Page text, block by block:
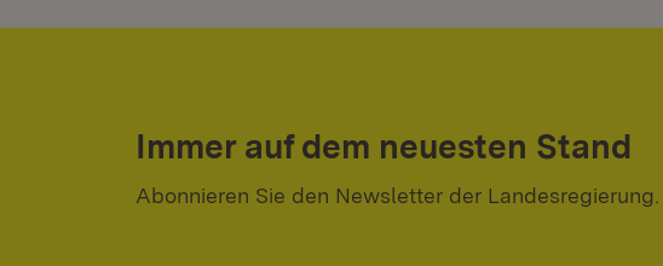
Immer auf dem neuesten Stand
Abonnieren Sie den Newsletter der Landesregierung.